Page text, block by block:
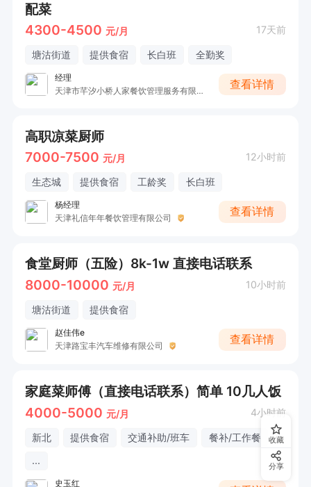
配菜
4300-4500 元/月 17天前
塘沽街道 提供食宿 长白班 全勤奖
经理
天津市芊汐小桥人家餐饮管理服务有限公司
查看详情
高职凉菜厨师
7000-7500 元/月 12小时前
生态城 提供食宿 工龄奖 长白班
杨经理
天津礼信年年餐饮管理有限公司
查看详情
食堂厨师（五险）8k-1w 直接电话联系
8000-10000 元/月 10小时前
塘沽街道 提供食宿
赵佳伟e
天津路宝丰汽车维修有限公司
查看详情
家庭菜师傅（直接电话联系）简单 10几人饭
4000-5000 元/月 4小时前
新北 提供食宿 交通补助/班车
餐补/工作餐
...
史玉红
收藏
分享